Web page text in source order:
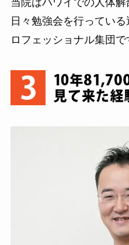
当院はハワイでの人体解
日々勉強会を行ってい
ロフェッショナル集団で